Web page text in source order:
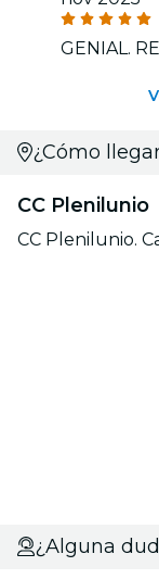
GENIAL.
¿Cómo
CC Plenilunio
CC Plenilunio.
¿Alguna